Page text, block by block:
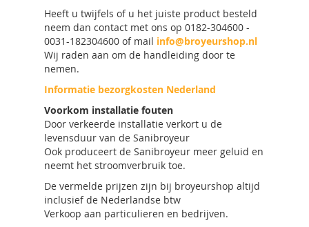
Heeft u twijfels of u het juiste product besteld
neem dan contact met ons op 0182-304600 -
0031-182304600 of mail info@broyeurshop.nl
Wij raden aan om de handleiding door te
nemen.
Informatie bezorgkosten Nederland
Voorkom installatie fouten
Door verkeerde installatie verkort u de
levensduur van de Sanibroyeur
Ook produceert de Sanibroyeur meer geluid en
neemt het stroomverbruik toe.
De vermelde prijzen zijn bij broyeurshop altijd
inclusief de Nederlandse btw
Verkoop aan particulieren en bedrijven.